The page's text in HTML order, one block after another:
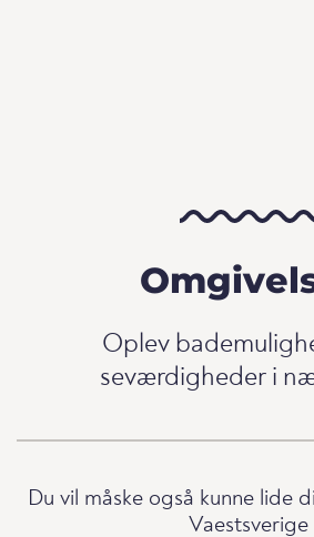
Oplev
seværdigheder i
Du vil måske også kunne lide
Vaestsverige